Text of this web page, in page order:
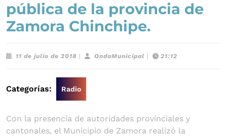
pública de la provincia de
Zamora Chinchipe.
11 de julio de 2018 11
2018
OndaMunicipal OndaMunicipal
21:12
Categorías: Radio
Con la presencia de autoridades provinciales y
cantonales, el Municipio de Zamora realizó la